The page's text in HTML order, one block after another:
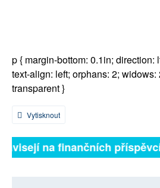
p { margin-bottom: 0.1in; direction:
text-align: left; orphans: 2; widows:
transparent }
Vytisknout
na finančních